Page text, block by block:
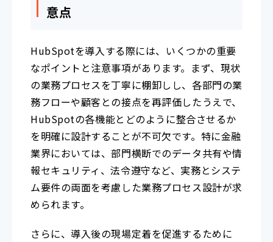
意点
HubSpotを導入する際には、いくつかの重要
なポイントと注意事項があります。まず、現状
の業務プロセスを丁寧に棚卸しし、各部門の業
務フローや顧客との接点を再評価したうえで、
HubSpotの各機能とどのように整合させるか
を明確に設計することが不可欠です。特に金融
業界においては、部門横断でのデータ共有や情
報セキュリティ、法令遵守など、実務とシステ
ム要件の両面を考慮した業務プロセス設計が求
められます。
さらに、導入後の現場定着を促進するために